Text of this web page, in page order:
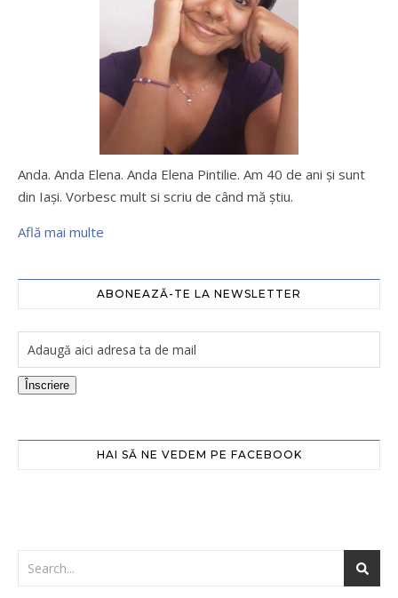
Anda. Anda Elena. Anda Elena Pintilie. Am 40 de ani şi sunt
din Iaşi. Vorbesc mult si scriu de când mă ştiu.
Află mai multe
ABONEAZĂ-TE LA NEWSLETTER
Înscriere
HAI SĂ NE VEDEM PE FACEBOOK